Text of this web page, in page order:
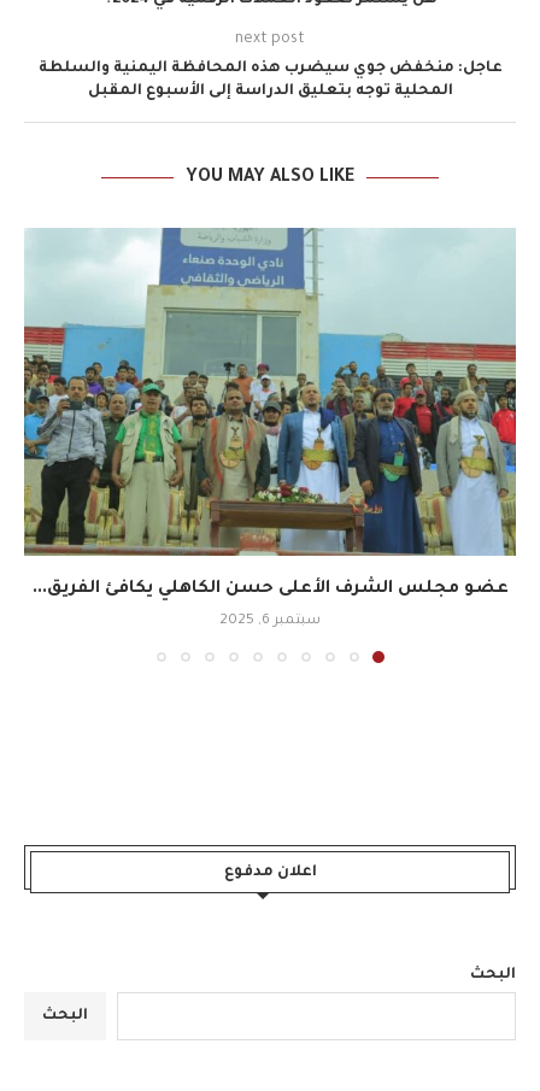
next post
عاجل: منخفض جوي سيضرب هذه المحافظة اليمنية والسلطة
المحلية توجه بتعليق الدراسة إلى الأسبوع المقبل
YOU MAY ALSO LIKE
عضو مجلس الشرف الأعلى حسن الكاهلي يكافئ الفريق...
سبتمبر 6, 2025
اعلان مدفوع
البحث
البحث